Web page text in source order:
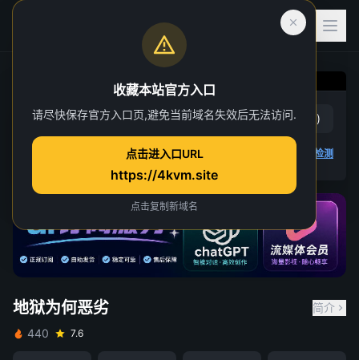
地狱为何恶劣 赞(0) 踩 )
4K 视频无法播放 播放检测
地狱为何恶劣
简介
440
7.6
收藏本站官方入口
请尽快保存官方入口页,避免当前域名失效后无法访问.
点击进入口URL
https://4kvm.site
点击复制新域名